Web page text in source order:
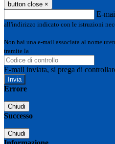
button close ×
E-
all'indirizzo indicato con le istruzioni
Non hai una e-mail associata al nome
tramite la
E-mail inviata, si prega di
Errore
Chiudi
Successo
Chiudi